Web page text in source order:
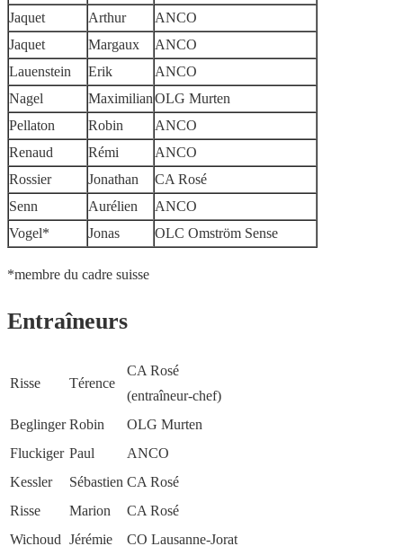
Jaquet
Arthur
ANCO
Jaquet
Margaux
ANCO
Lauenstein
Erik
ANCO
Nagel
MaximilianOLG Murten
Pellaton
Robin
ANCO
Renaud
Rémi
ANCO
Rossier
Jonathan
CA Rosé
Senn
Aurélien
ANCO
Vogel*
Jonas OLC Omström Sense
*membre du cadre suisse
Entraîneurs
Risse Térence
CA Rosé
(entraîneur-chef)
Beglinger Robin
OLG Murten
Fluckiger Paul
ANCO
Kessler
Sébastien CA Rosé
Risse
Marion
CA Rosé
Wichoud Jérémie CO Lausanne-Jorat